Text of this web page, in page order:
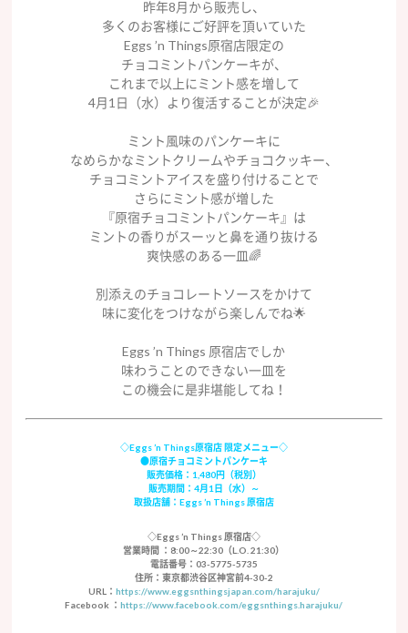
昨年8月から販売し、
多くのお客様にご好評を頂いていた
Eggs ’n Things原宿店限定の
チョコミントパンケーキが、
これまで以上にミント感を増して
4月1日（水）より復活することが決定🎉
ミント風味のパンケーキに
なめらかなミントクリームやチョコクッキー、
チョコミントアイスを盛り付けることで
さらにミント感が増した
『原宿チョコミントパンケーキ』は
ミントの香りがスーッと鼻を通り抜ける
爽快感のある一皿🌈
別添えのチョコレートソースをかけて
味に変化をつけながら楽しんでね🌟
Eggs ’n Things 原宿店でしか
味わうことのできない一皿を
この機会に是非堪能してね！
◇Eggs ’n Things原宿店 限定メニュー◇
●原宿チョコミントパンケーキ
販売価格：1,480円（税別）
販売期間：4月1日（水）～
取扱店舗：Eggs ’n Things 原宿店
◇Eggs ’n Things 原宿店◇
営業時間 ：8:00～22:30（L.O. 21:30）
電話番号：03-5775-5735
住所：東京都渋谷区神宮前4-30-2
URL： https://www.eggsnthingsjapan.com/harajuku/
Facebook ：https://www.facebook.com/eggsnthings.harajuku/